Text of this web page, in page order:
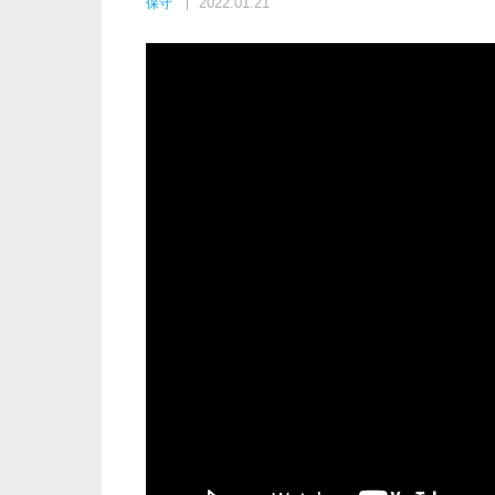
保守